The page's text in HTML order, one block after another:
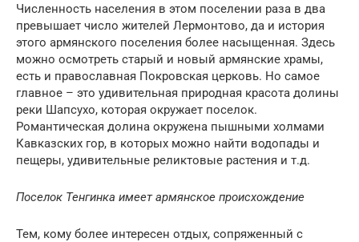
Численность населения в этом поселении раза в два
превышает число жителей Лермонтово, да и история
этого армянского поселения более насыщенная. Здесь
можно осмотреть старый и новый армянские храмы,
есть и православная Покровская церковь. Но самое
главное – это удивительная природная красота долины
реки Шапсухо, которая окружает поселок.
Романтическая долина окружена пышными холмами
Кавказских гор, в которых можно найти водопады и
пещеры, удивительные реликтовые растения и т.д.
Поселок Тенгинка имеет армянское происхождение
Тем, кому более интересен отдых, сопряженный с